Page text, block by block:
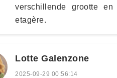
verschillende grootte
etagère.
Lotte Galenzone
2025-09-29 00:56:14